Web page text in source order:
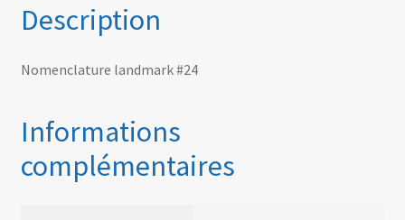
Description
Nomenclature landmark #24
Informations
complémentaires